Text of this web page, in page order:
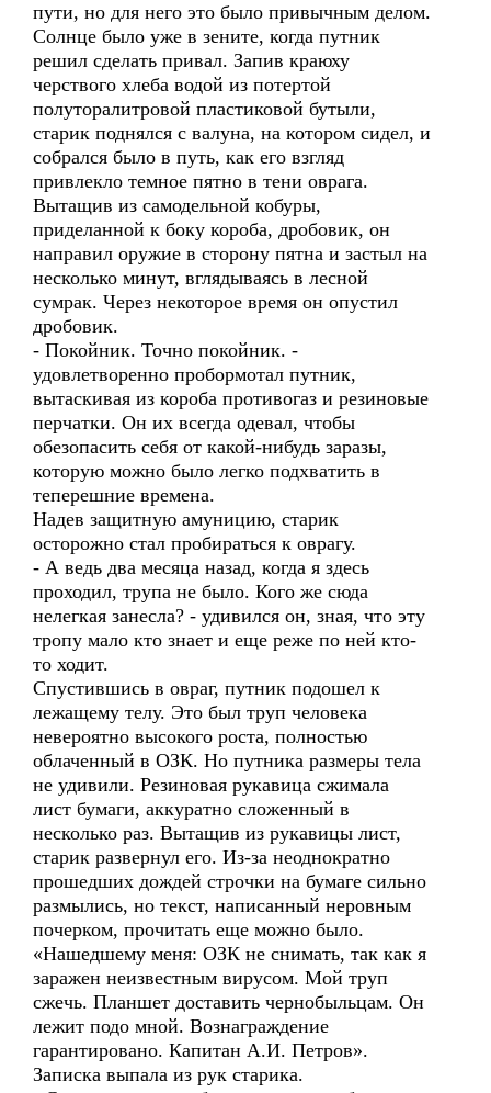
пути, но для него это было привычным делом.
Солнце было уже в зените, когда путник
решил сделать привал. Запив краюху
черствого хлеба водой из потертой
полуторалитровой пластиковой бутыли,
старик поднялся с валуна, на котором сидел, и
собрался было в путь, как его взгляд
привлекло темное пятно в тени оврага.
Вытащив из самодельной кобуры,
приделанной к боку короба, дробовик, он
направил оружие в сторону пятна и застыл на
несколько минут, вглядываясь в лесной
сумрак. Через некоторое время он опустил
дробовик.
- Покойник. Точно покойник. -
удовлетворенно пробормотал путник,
вытаскивая из короба противогаз и резиновые
перчатки. Он их всегда одевал, чтобы
обезопасить себя от какой-нибудь заразы,
которую можно было легко подхватить в
теперешние времена.
Надев защитную амуницию, старик
осторожно стал пробираться к оврагу.
- А ведь два месяца назад, когда я здесь
проходил, трупа не было. Кого же сюда
нелегкая занесла? - удивился он, зная, что эту
тропу мало кто знает и еще реже по ней кто-
то ходит.
Спустившись в овраг, путник подошел к
лежащему телу. Это был труп человека
невероятно высокого роста, полностью
облаченный в ОЗК. Но путника размеры тела
не удивили. Резиновая рукавица сжимала
лист бумаги, аккуратно сложенный в
несколько раз. Вытащив из рукавицы лист,
старик развернул его. Из-за неоднократно
прошедших дождей строчки на бумаге сильно
размылись, но текст, написанный неровным
почерком, прочитать еще можно было.
«Нашедшему меня: ОЗК не снимать, так как я
заражен неизвестным вирусом. Мой труп
сжечь. Планшет доставить чернобыльцам. Он
лежит подо мной. Вознаграждение
гарантировано. Капитан А.И. Петров».
Записка выпала из рук старика.